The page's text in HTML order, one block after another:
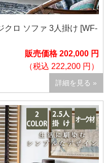
クロ ソファ 3人掛け [WF-
販売価格 202,000 円
（税込 222,200 円）
詳細を見る »